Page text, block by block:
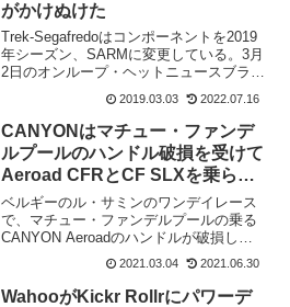
がかけぬけた
Trek-Segafredoはコンポーネントを2019
年シーズン、SARMに変更している。3月
2日のオンループ・ヘットニュースブラッ
ドでTrek-Segafredoのマッズ・ピーダス
ンが、なんとフロントシングルで出場し
た。リアは10-33カ...
2019.03.03 2022.07.16
CANYONはマチュー・ファンデ
ルプールのハンドル破損を受けて
Aeroad CFRとCF SLXを乗らな
いように通知
ベルギーのル・サミンのワンデイレース
で、マチュー・ファンデルプールの乗る
CANYON Aeroadのハンドルが破損し
た。これを受けてCANYONは、現在の
Aeroad CFRとCF SLXに乗っているライ
ダー全員にストップライド通知を発
2021.03.04 2021.06.30
WahooがKickr Rollrにパワーデ